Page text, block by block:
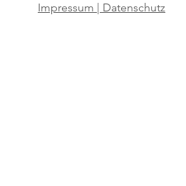
Impressum | Datenschutz